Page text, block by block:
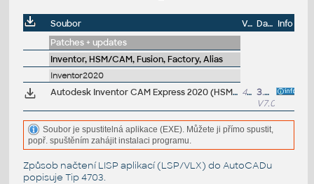
Soubor Velikost Datum Info
Patches + updates
Inventor, HSM/CAM, Fusion, Factory, Alias
Inventor2020
Autodesk Inventor CAM Express 2020 (HSM Express; 7.0.0.17443) for Inventor 2020/2019/2018/2017 and LT 2020/2019/2018/2017, free 2.5D CAM (64-bit, EN/CZ/DE..) 499MB
3.5.2019
V7.0.0
Soubor je spustitelná aplikace (EXE). Můžete ji přímo spustit,
popř. spuštěním zahájit instalaci programu.
Způsob načtení LISP aplikací (LSP/VLX) do AutoCADu
popisuje Tip 4703.